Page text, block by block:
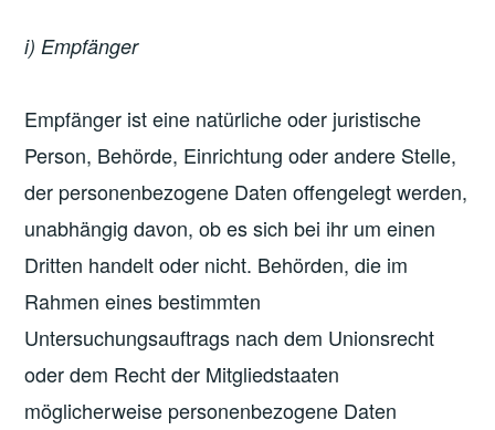
i) Empfänger
Empfänger ist eine natürliche oder juristische
Person, Behörde, Einrichtung oder andere Stelle,
der personenbezogene Daten offengelegt werden,
unabhängig davon, ob es sich bei ihr um einen
Dritten handelt oder nicht. Behörden, die im
Rahmen eines bestimmten
Untersuchungsauftrags nach dem Unionsrecht
oder dem Recht der Mitgliedstaaten
möglicherweise personenbezogene Daten